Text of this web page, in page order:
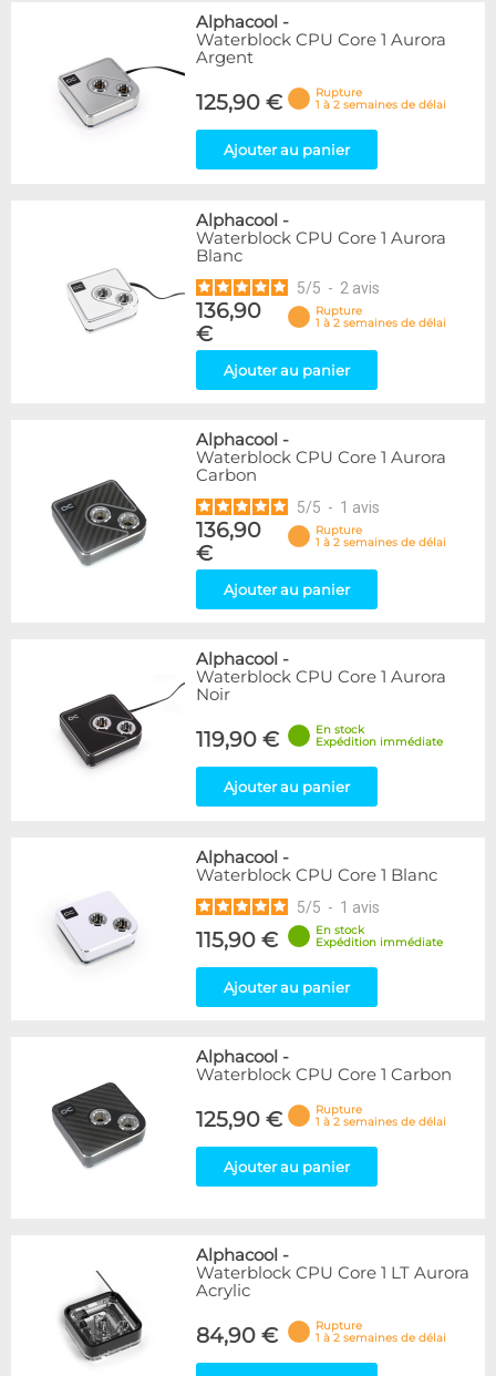
Alphacool -
Waterblock CPU Core 1 Aurora
Argent
125,90 €
Rupture
1 à 2 semaines de délai
Ajouter au panier
Alphacool -
Waterblock CPU Core 1 Aurora
Blanc
5/5 - 2 avis
136,90
€
Rupture
1 à 2 semaines de délai
Ajouter au panier
Alphacool -
Waterblock CPU Core 1 Aurora
Carbon
5/5 - 1 avis
136,90
€
Rupture
1 à 2 semaines de délai
Ajouter au panier
Alphacool -
Waterblock CPU Core 1 Aurora
Noir
119,90 €
En stock
Expédition immédiate
Ajouter au panier
Alphacool -
Waterblock CPU Core 1 Blanc
5/5 - 1 avis
115,90 €
En stock
Expédition immédiate
Ajouter au panier
Alphacool -
Waterblock CPU Core 1 Carbon
125,90 €
Rupture
1 à 2 semaines de délai
Ajouter au panier
Alphacool -
Waterblock CPU Core 1 LT Aurora
Acrylic
84,90 €
Rupture
1 à 2 semaines de délai